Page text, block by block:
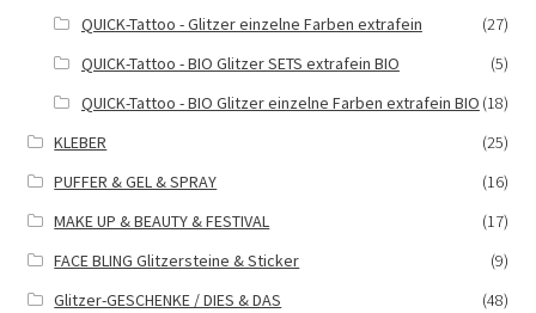
QUICK-Tattoo - Glitzer einzelne Farben extrafein
(27)
QUICK-Tattoo - BIO Glitzer SETS extrafein BIO
(5)
QUICK-Tattoo - BIO Glitzer einzelne Farben extrafein BIO (18)
KLEBER
(25)
PUFFER & GEL & SPRAY
(16)
MAKE UP & BEAUTY & FESTIVAL
(17)
FACE BLING Glitzersteine & Sticker
(9)
Glitzer-GESCHENKE / DIES & DAS
(48)